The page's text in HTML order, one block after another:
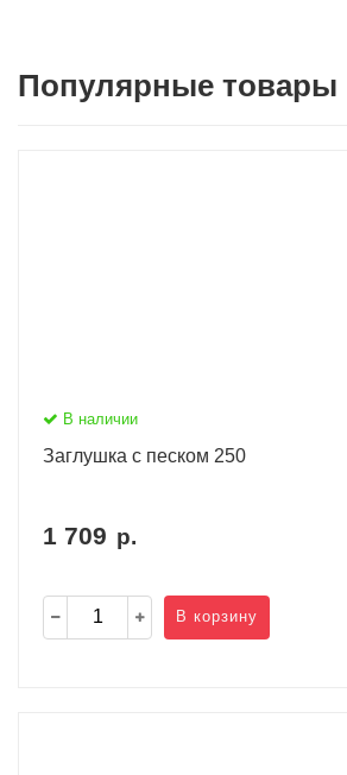
Популярные товары
В наличии
Заглушка с песком 250
1 709 р.
В корзину